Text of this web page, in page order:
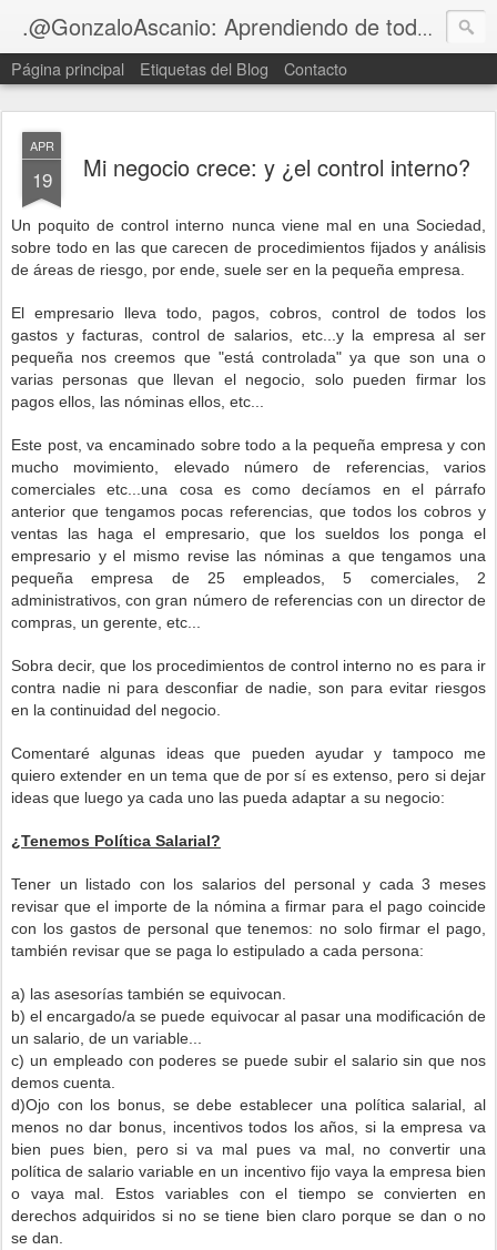
.@GonzaloAscanio: Aprendiendo de tod@s
Página principal Etiquetas del Blog Contacto
APR
19 Mi negocio crece: y ¿el control interno?
Un poquito de control interno nunca viene mal en una Sociedad,
sobre todo en las que carecen de procedimientos fijados y análisis
de áreas de riesgo, por ende, suele ser en la pequeña empresa.
El empresario lleva todo, pagos, cobros, control de todos los
gastos y facturas, control de salarios, etc...y la empresa al ser
pequeña nos creemos que "está controlada" ya que son una o
varias personas que llevan el negocio, solo pueden firmar los
pagos ellos, las nóminas ellos, etc...
Este post, va encaminado sobre todo a la pequeña empresa y con
mucho movimiento, elevado número de referencias, varios
comerciales etc...una cosa es como decíamos en el párrafo
anterior que tengamos pocas referencias, que todos los cobros y
ventas las haga el empresario, que los sueldos los ponga el
empresario y el mismo revise las nóminas a que tengamos una
pequeña empresa de 25 empleados, 5 comerciales, 2
administrativos, con gran número de referencias con un director de
compras, un gerente, etc...
Sobra decir, que los procedimientos de control interno no es para ir
contra nadie ni para desconfiar de nadie, son para evitar riesgos
en la continuidad del negocio.
Comentaré algunas ideas que pueden ayudar y tampoco me
quiero extender en un tema que de por sí es extenso, pero si dejar
ideas que luego ya cada uno las pueda adaptar a su negocio:
¿Tenemos Política Salarial?
Tener un listado con los salarios del personal y cada 3 meses
revisar que el importe de la nómina a firmar para el pago coincide
con los gastos de personal que tenemos: no solo firmar el pago,
también revisar que se paga lo estipulado a cada persona:
a) las asesorías también se equivocan.
b) el encargado/a se puede equivocar al pasar una modificación de
un salario, de un variable...
c) un empleado con poderes se puede subir el salario sin que nos
demos cuenta.
d)Ojo con los bonus, se debe establecer una política salarial, al
menos no dar bonus, incentivos todos los años, si la empresa va
bien pues bien, pero si va mal pues va mal, no convertir una
política de salario variable en un incentivo fijo vaya la empresa bien
o vaya mal. Estos variables con el tiempo se convierten en
derechos adquiridos si no se tiene bien claro porque se dan o no
se dan.